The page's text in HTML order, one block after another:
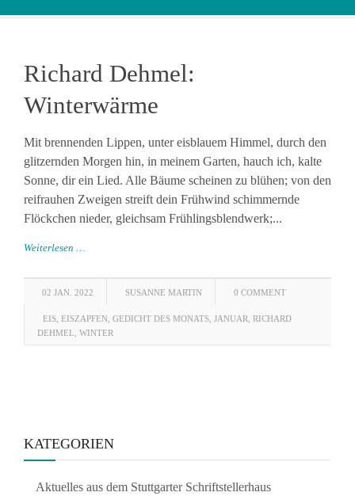
Richard Dehmel:
Winterwärme
Mit brennenden Lippen, unter eisblauem Himmel, durch den
glitzernden Morgen hin, in meinem Garten, hauch ich, kalte
Sonne, dir ein Lied. Alle Bäume scheinen zu blühen; von den
reifrauhen Zweigen streift dein Frühwind schimmernde
Flöckchen nieder, gleichsam Frühlingsblendwerk;...
Weiterlesen …
02 JAN. 2022 SUSANNE MARTIN 0 COMMENT
EIS EISZAPFEN GEDICHT DES MONATS JANUAR RICHARD
DEHMEL WINTER
KATEGORIEN
Aktuelles aus dem Stuttgarter Schriftstellerhaus